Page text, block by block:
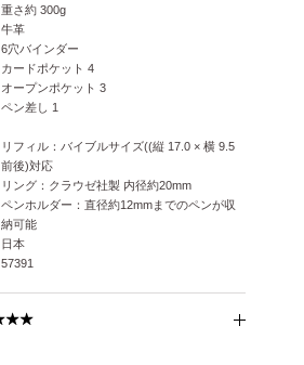
重さ約 300g
牛革
6穴バインダー
カードポケット 4
オープンポケット 3
ペン差し 1
リフィル：バイブルサイズ((縦 17.0 × 横 9.5
前後)対応
リング：クラウゼ社製 内径約20mm
ペンホルダー：直径約12mmまでのペンが収
納可能
日本
57391